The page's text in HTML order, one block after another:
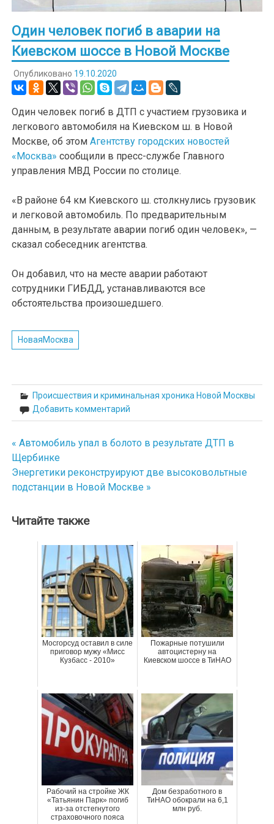
Один человек погиб в аварии на
Киевском шоссе в Новой Москве
Опубликовано 19.10.2020
Один человек погиб в ДТП с участием грузовика и
легкового автомобиля на Киевском ш. в Новой
Москве, об этомАгентству городских новостей
«Москва» сообщили в пресс-службе Главного
управления МВД России по столице.
«В районе 64 км Киевского ш. столкнулись грузовик
и легковой автомобиль. По предварительным
данным, в результате аварии погиб один человек», —
сказал собеседник агентства.
Он добавил, что на месте аварии работают
сотрудники ГИБДД, устанавливаются все
обстоятельства произошедшего.
НоваяМосква
Происшествия и криминальная хроника Новой Москвы
Добавить комментарий
Навигация
по
записям
« Автомобиль упал в болото в результате ДТП в
Щербинке
Энергетики реконструируют две высоковольтные
подстанции в Новой Москве »
Читайте также
Мосгорсуд оставил в силе
приговор мужу «Мисс
Кузбасс - 2010»
Пожарные потушили
автоцистерну на
Киевском шоссе в ТиНАО
Рабочий на стройке ЖК
«Татьянин Парк» погиб
из-за отстегнутого
страховочного пояса
Дом безработного в
ТиНАО обокрали на 6,1
млн руб.